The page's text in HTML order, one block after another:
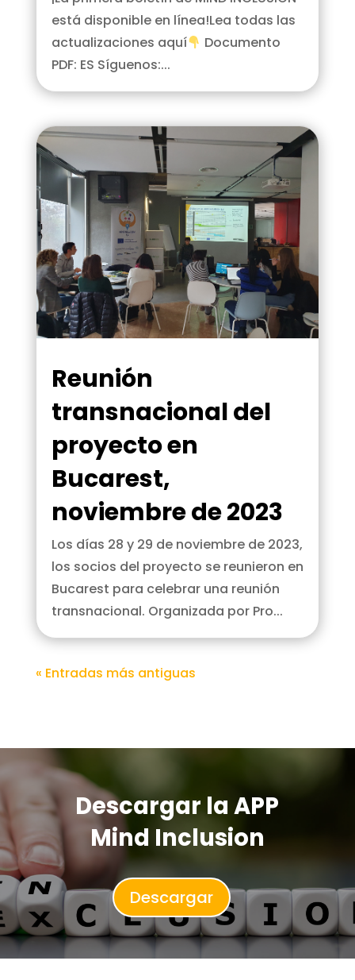
está disponible en línea!Lea todas las
actualizaciones aquí
Documento
PDF: ES Síguenos:...
Reunión
transnacional del
proyecto en
Bucarest,
noviembre de 2023
Los días 28 y 29 de noviembre de 2023,
los socios del proyecto se reunieron en
Bucarest para celebrar una reunión
transnacional. Organizada por Pro...
« Entradas más antiguas
Descargar la APP
Mind Inclusion
Descargar